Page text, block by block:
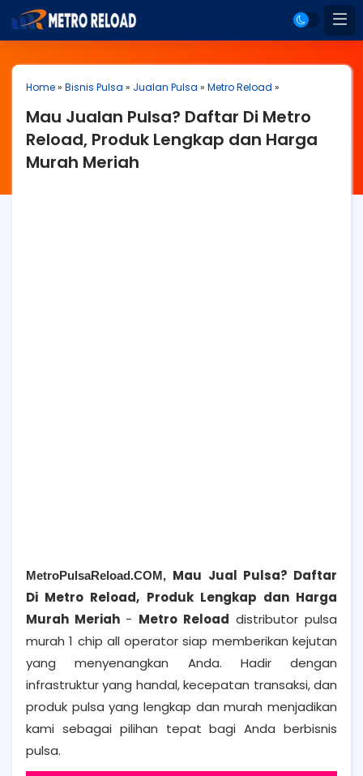
Home» Bisnis Pulsa » Jualan Pulsa » Metro Reload »
Mau Jualan Pulsa? Daftar Di Metro
Reload, Produk Lengkap dan Harga
Murah Meriah
MetroPulsaReload.COM, Mau Jual Pulsa? Daftar
Di Metro Reload, Produk Lengkap dan Harga
Murah Meriah - Metro Reload distributor pulsa
murah 1 chip all operator siap memberikan kejutan
yang menyenangkan Anda. Hadir dengan
infrastruktur yang handal, kecepatan transaksi, dan
produk pulsa yang lengkap dan murah menjadikan
kami sebagai pilihan tepat bagi Anda berbisnis
pulsa.